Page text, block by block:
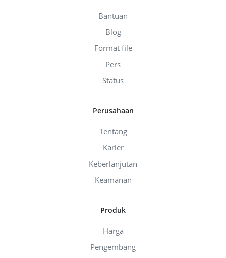
Bantuan
Blog
Format file
Pers
Status
Perusahaan
Tentang
Karier
Keberlanjutan
Keamanan
Produk
Harga
Pengembang